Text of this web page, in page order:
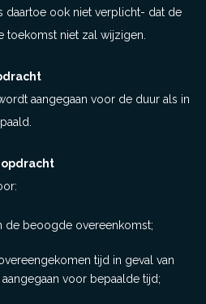
daartoe ook niet verplicht- dat de
toekomst niet zal wijzigen.
aangegaan voor de duur als in
opdracht
de beoogde overeenkomst;
tijd in geval van
voor bepaalde tijd;